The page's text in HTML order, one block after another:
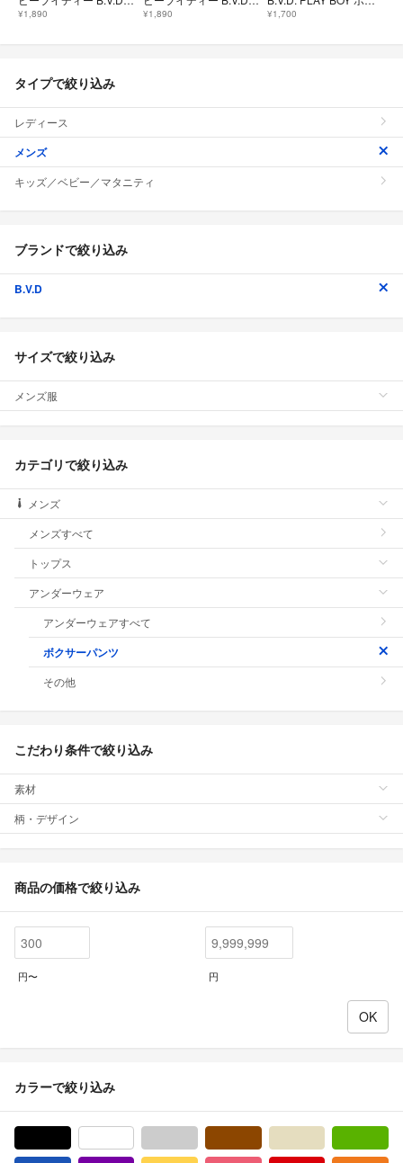
¥1,890 ¥1,890 ¥1,700
タイプで絞り込み
レディース
メンズ
キッズ／ベビー／マタニティ
ブランドで絞り込み
B.V.D
サイズで絞り込み
メンズ服
カテゴリで絞り込み
メンズ
メンズすべて
トップス
アンダーウェア
アンダーウェアすべて
ボクサーパンツ
その他
こだわり条件で絞り込み
素材
柄・デザイン
商品の価格で絞り込み
円〜 円
カラーで絞り込み